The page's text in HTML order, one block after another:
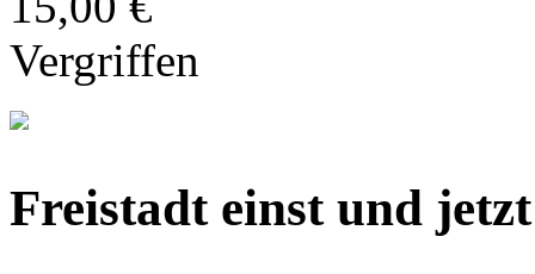
Vergriffen
Freistadt einst und